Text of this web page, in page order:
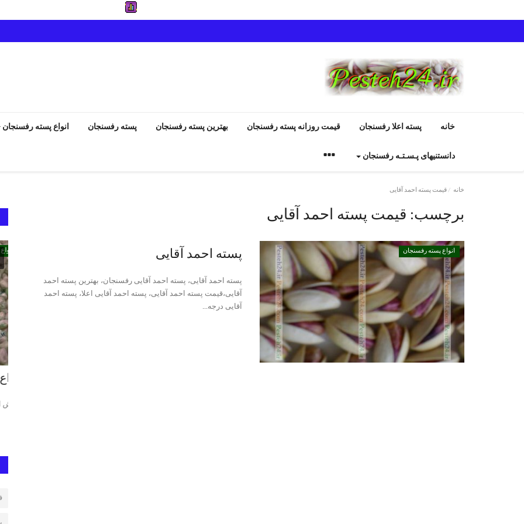
خانه پسته اعلا رفسنجان قیمت روزانه پسته رفسنجان بهترین پسته رفسنجان پسته رفسنجان انواع پسته رفسنجان
دانستنیهای پـسـتـه رفسنجان
خانه قیمت پسته احمد آقایی
برچسب: قیمت پسته احمد آقایی
انواع پسته رفسنجان پسته احمد آقایی
پسته احمد آقایی، پسته احمد آقایی رفسنجان، بهترین پسته احمد
آقایی،قیمت پسته احمد آقایی، پسته احمد آقایی اعلا، پسته احمد
آقایی درجه...
انواع پسته رفسنجان انواع پسته رفسنجان